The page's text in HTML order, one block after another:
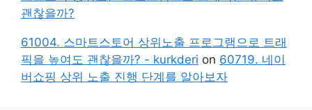
괜찮을까?
61004. 스마트스토어 상위노출 프로그램으로 트래
픽을 높여도 괜찮을까? - kurkderi on 60719. 네이
버쇼핑 상위 노출 진행 단계를 알아보자